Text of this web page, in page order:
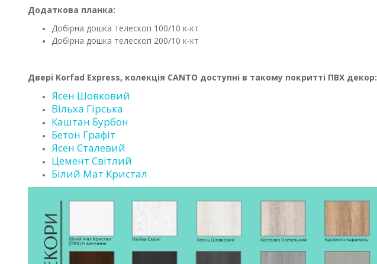
Додаткова планка:
Добірна дошка телескоп 100/10 к-кт
Добірна дошка телескоп 200/10 к-кт
Двері Korfad Express, колекція CANTO доступні в такому покритті ПВХ декор:
Ясен Шовковий
Вільха Гірська
Каштан Бурбон
Бетон Графіт
Ясен Сталевий
Цемент Світлий
Білий Мат Кристал